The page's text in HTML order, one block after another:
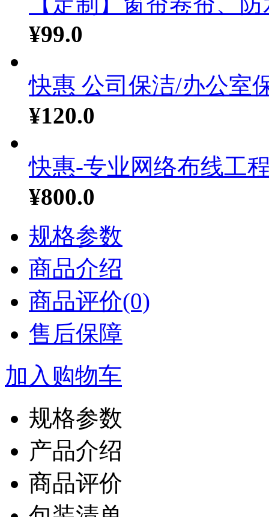
¥99.0
快惠 公司保洁/办公室
¥120.0
快惠-专业网络布线工
¥800.0
规格参数
商品介绍
商品评价(0)
售后保障
加入购物车
规格参数
产品介绍
商品评价